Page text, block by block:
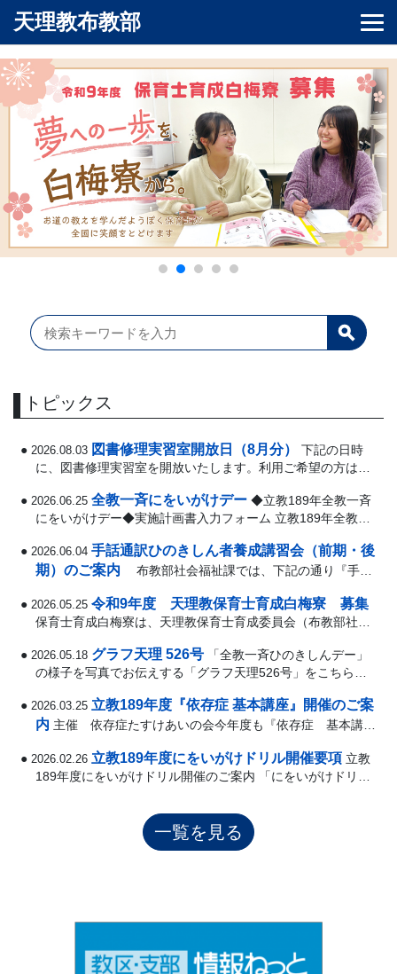
天理教布教部
トピックス
2026.08.03 図書修理実習室開放日（8月分）
下記の日時
に、図書修理実習室を開放いたします。利用ご希望の方は、
ださい。 日時（開放日）8月25日（火）･･･
2026.06.25 全教一斉にをいがけデー ◆立教189年全教一斉
にをいがけデー◆実施計画書入力フォーム 立教189年全教一
ページ「身近なたすけ合いで、世の中･･･
2026.06.04 手話通訳ひのきしん者養成講習会（前期・後
期）のご案内
布教部社会福祉課では、下記の通り『手話
す。 手話に関心のある方、聴覚障害のある方とコミュニケ
ーションを取りたい方など･･･
2026.05.25 令和9年度 天理教保育士育成白梅寮 募集
保育士育成白梅寮は、天理教保育士育成委員会（布教部社会
仲間と共に、寮生活を送りながら、奈良市にある指定校の
「奈良保育･･･
2026.05.18 グラフ天理 526号
「全教一斉ひのきしんデー」
の様子を写真でお伝えする「グラフ天理526号」をこちらに
示するなどご活用ください。
2026.03.25 立教189年度『依存症 基本講座』開催のご案
内 主催 依存症たすけあいの会今年度も『依存症 基本講
は、依存症の基礎知識や当事者への関わり方、医療との連
携、自助グルー･･･
2026.02.26 立教189年度にをいがけドリル開催要項 立教
189年度にをいがけドリル開催のご案内 「にをいがけドリ
けに出やすくするための、また、継続していくための取り組
一覧を見る